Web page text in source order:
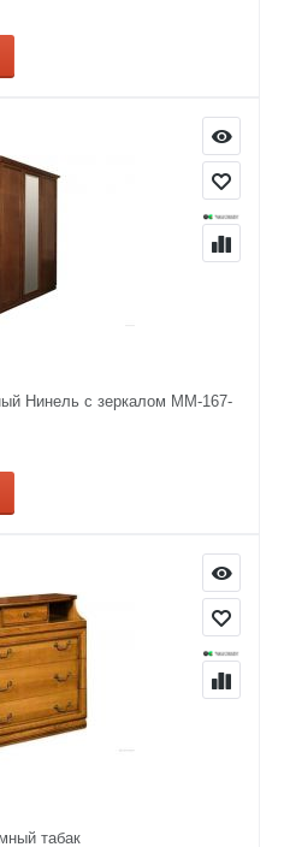
Нинель с зеркалом ММ-167-
табак